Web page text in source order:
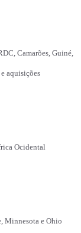
Camarões, Guiné,
aquisições
Ocidental
Minnesota e Ohio